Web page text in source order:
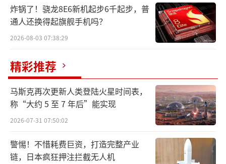
在影像方面，特别版将标准版的1亿像素镜
头更换为5000万像素高素质主摄，并新增了4K
摄体验。
炸锅了！骁龙8E6新机起步6千起步，普
通人还换得起旗舰手机吗？
2026-08-03 07:38:29
精彩推荐
马斯克再次更新人类登陆火星时间表，
称“大约 5 至 7 年后”能实现
2026-07-31 07:50:02
警惕！不惜耗费巨资，打造完整产业
链，日本疯狂押注拦截无人机